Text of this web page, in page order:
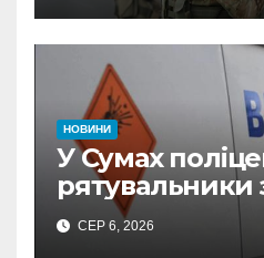
з Охтирки
НОВИНИ
У Сумах
500-
росіян
СЕР 6, 2026